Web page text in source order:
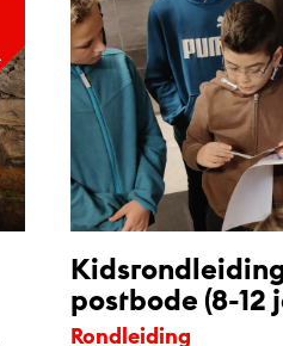
postbode (8-12
Rondleiding